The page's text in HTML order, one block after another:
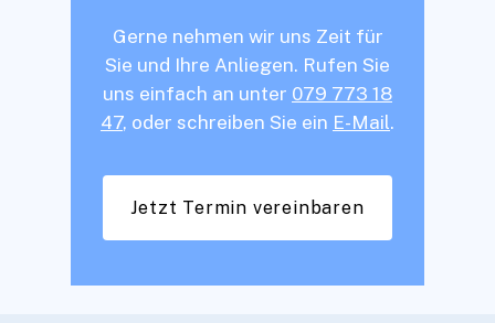
Gerne nehmen wir uns Zeit für
Sie und Ihre Anliegen. Rufen Sie
uns einfach an unter 079 773 18
47, oder schreiben Sie ein E-Mail.
Jetzt Termin vereinbaren